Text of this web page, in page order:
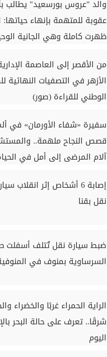
والد "عروس بورسعيد" يطالب
عقوبة للمتهمة بإنهاء حياتها:
ظهرت كاملة وهي الجانية
من الأقصر إلى العاصمة
الأزهر في التصفيات النهائية
الوطني للقراءة (صور)
سفيرة «شفاء الأورمان» في
قصص النجاح ملهمة..
آلام المرضى إلى أمل في
إصابة 6 أشخاص إثر انقلاب
نقل بقنا
ضبط سيارة نقل تُتلف أسفلت
السرساوية بمنوف في
الراية الحمراء غربًا والخضراء
شرقًا.. تعرف على حالة البحر
اليوم